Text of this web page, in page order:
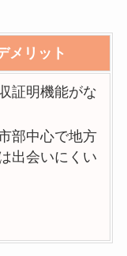
メリット
証明機能がな
部中心で地方
出会いにくい